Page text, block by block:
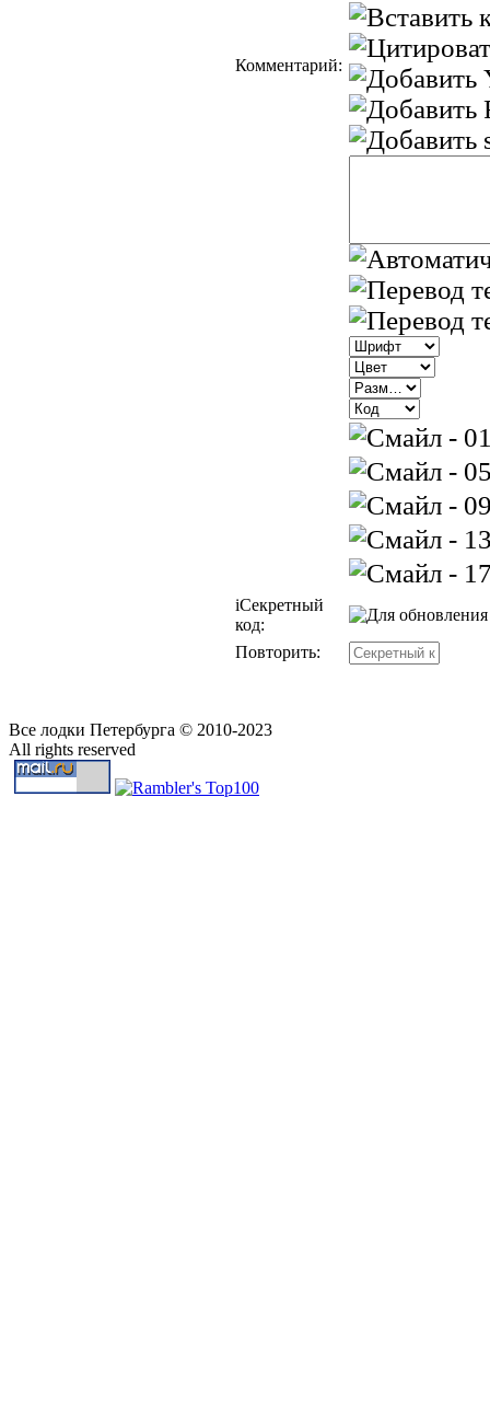
Комментарий:
iСекретный
код:
Повторить:
Все лодки Петербурга © 2010-2023
All rights reserved